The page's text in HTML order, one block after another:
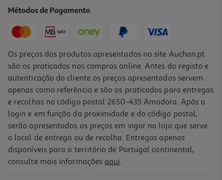
Protetor De Ecran Samsung Fold 7 Transparente
Métodos de Pagamento
Os preços dos produtos apresentados no site Auchan.pt
são os praticados nas compras online. Antes do registo e
autenticação do cliente os preços apresentados servem
apenas como referência e são os praticados para entregas
e recolhas no código postal 2650-435 Amadora. Após o
login e em função da proximidade e do código postal,
serão apresentados os preços em vigor na loja que serve
o local de entrega ou de recolha. Entregas apenas
disponíveis para o território de Portugal continental,
consulte mais informações aqui.